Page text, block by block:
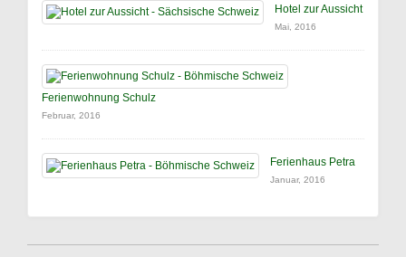
Hotel zur Aussicht
Mai, 2016
Ferienwohnung Schulz
Februar, 2016
Ferienhaus Petra
Januar, 2016